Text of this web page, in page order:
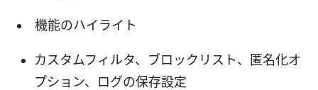
機能のハイライト
カスタムフィルタ、ブロックリスト、匿名化オ
プション、ログの保存設定